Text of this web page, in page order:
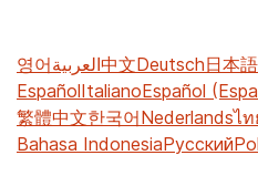
영어العربية中文Deutsch日本語
EspañolItalianoEspañol
繁體中文한국어Nederlandsไท
Bahasa IndonesiaРусский